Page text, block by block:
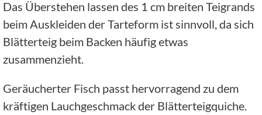
Das Überstehen lassen des 1 cm breiten Teigrands
beim Auskleiden der Tarteform ist sinnvoll, da sich
Blätterteig beim Backen häufig etwas
zusammenzieht.
Geräucherter Fisch passt hervorragend zu dem
kräftigen Lauchgeschmack der Blätterteigquiche.